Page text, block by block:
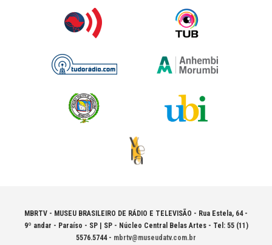
MBRTV - MUSEU BRASILEIRO DE RÁDIO E TELEVISÃO - Rua Estela, 64 -
9º andar - Paraíso - SP | SP - Núcleo Central Belas Artes - Tel: 55 (11)
5576.5744 - mbrtv@museudatv.com.br